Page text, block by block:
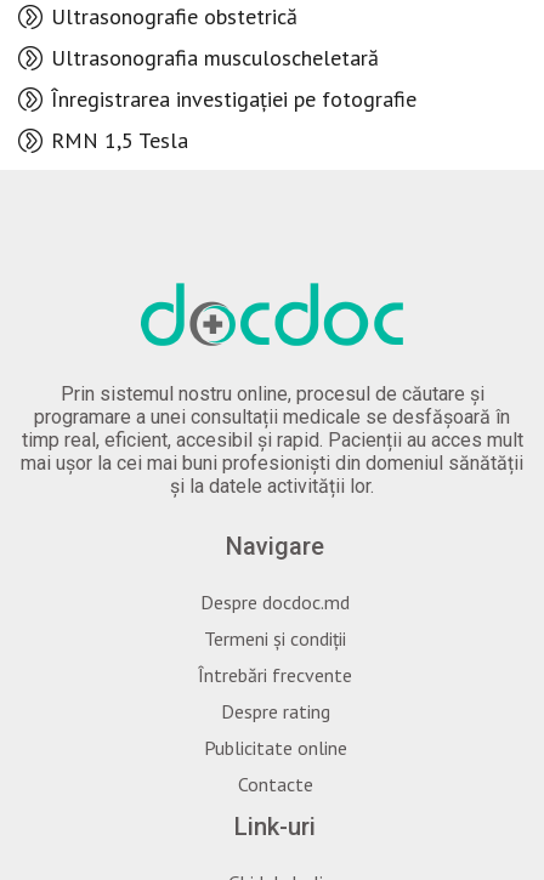
Ultrasonografie obstetrică
Ultrasonografia musculoscheletară
Înregistrarea investigației pe fotografie
RMN 1,5 Tesla
Prin sistemul nostru online, procesul de căutare și
programare a unei consultații medicale se desfășoară în
timp real, eficient, accesibil și rapid. Pacienții au acces mult
mai ușor la cei mai buni profesioniști din domeniul sănătății
și la datele activității lor.
Navigare
Despre docdoc.md
Termeni și condiții
Întrebări frecvente
Despre rating
Publicitate online
Contacte
Link-uri